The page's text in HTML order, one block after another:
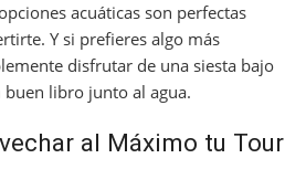
acuáticas son perfectas
Y si prefieres algo más
disfrutar de una siesta bajo
libro junto al agua.
al Máximo tu Tour